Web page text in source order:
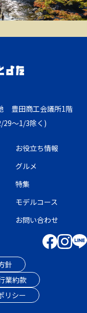
豊田商工会議所1階
29～1/3除く)
お役立ち情報
グルメ
特集
モデルコース
お問い合わせ
針
業約款
リシー